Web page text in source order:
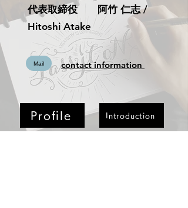
代表取締役 阿竹 仁志 /
Hitoshi Atake
Mail contact information
Profile Introduction